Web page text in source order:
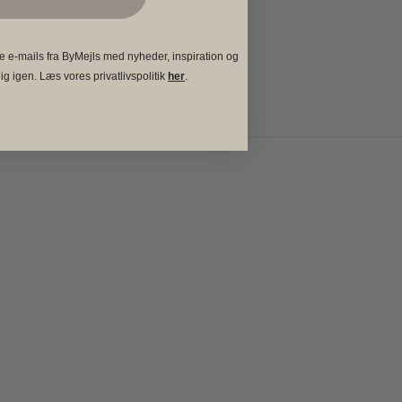
e-mails fra ByMejls med nyheder, inspiration og
igen. Læs vores privatlivspolitik her.